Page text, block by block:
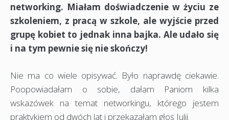
networking. Miałam doświadczenie w życiu ze
szkoleniem, z pracą w szkole, ale wyjście przed
grupę kobiet to jednak inna bajka. Ale udało się
i na tym pewnie się nie skończy!
Nie ma co wiele opisywać. Było naprawdę ciekawie.
Poopowiadałam o sobie, dałam Paniom kilka
wskazówek na temat networkingu, którego jestem
praktykiem od dwóch lat i przekazałam głos Julii.